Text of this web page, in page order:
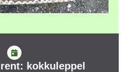
kokkuleppel